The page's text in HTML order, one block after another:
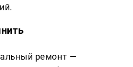
ремонт —